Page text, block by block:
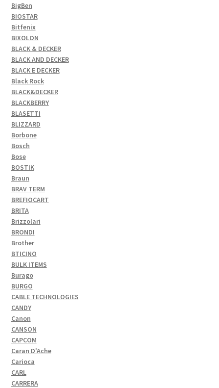
BigBen
BIOSTAR
Bitfenix
BIXOLON
BLACK & DECKER
BLACK AND DECKER
BLACK E DECKER
Black Rock
BLACK&DECKER
BLACKBERRY
BLASETTI
BLIZZARD
Borbone
Bosch
Bose
BOSTIK
Braun
BRAV TERM
BREFIOCART
BRITA
Brizzolari
BRONDI
Brother
BTICINO
BULK ITEMS
Burago
BURGO
CABLE TECHNOLOGIES
CANDY
Canon
CANSON
CAPCOM
Caran D'Ache
Carioca
CARL
CARRERA